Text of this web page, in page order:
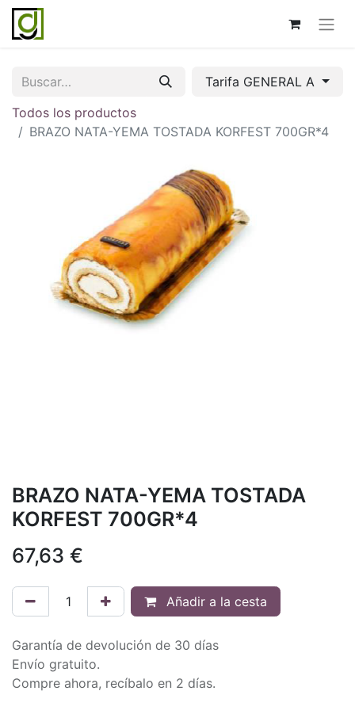
Tarifa GENERAL A
Todos los productos
BRAZO NATA-YEMA TOSTADA KORFEST 700GR*4
BRAZO NATA-YEMA TOSTADA
KORFEST 700GR*4
67,63 €
Añadir a la cesta
Garantía de devolución de 30 días
Envío gratuito.
Compre ahora, recíbalo en 2 días.